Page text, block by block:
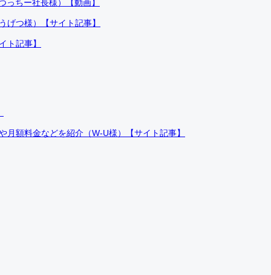
ちー社長様）【動画】
げつ様）【サイト記事】
ト記事】
額料金などを紹介（W-U様）【サイト記事】